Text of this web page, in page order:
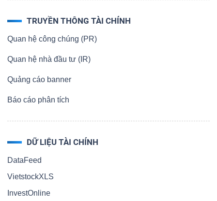
TRUYỀN THÔNG TÀI CHÍNH
Quan hệ công chúng (PR)
Quan hệ nhà đầu tư (IR)
Quảng cáo banner
Báo cáo phân tích
DỮ LIỆU TÀI CHÍNH
DataFeed
VietstockXLS
InvestOnline